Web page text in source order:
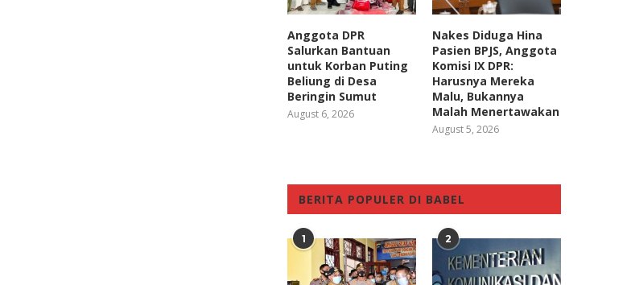
Anggota DPR
Salurkan Bantuan
untuk Korban Puting
Beliung di Desa
Beringin Sumut
August 6, 2026
Nakes Diduga Hina
Pasien BPJS, Anggota
Komisi IX DPR:
Harusnya Mereka
Malu, Bukannya
Malah Menertawakan
August 5, 2026
BERITA POPULER DI BABEL
1 2